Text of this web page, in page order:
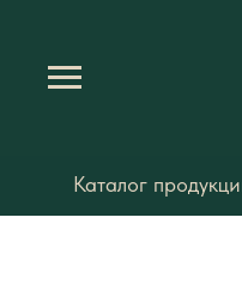
Каталог